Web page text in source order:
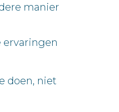
manier
ervaringen
doen, niet